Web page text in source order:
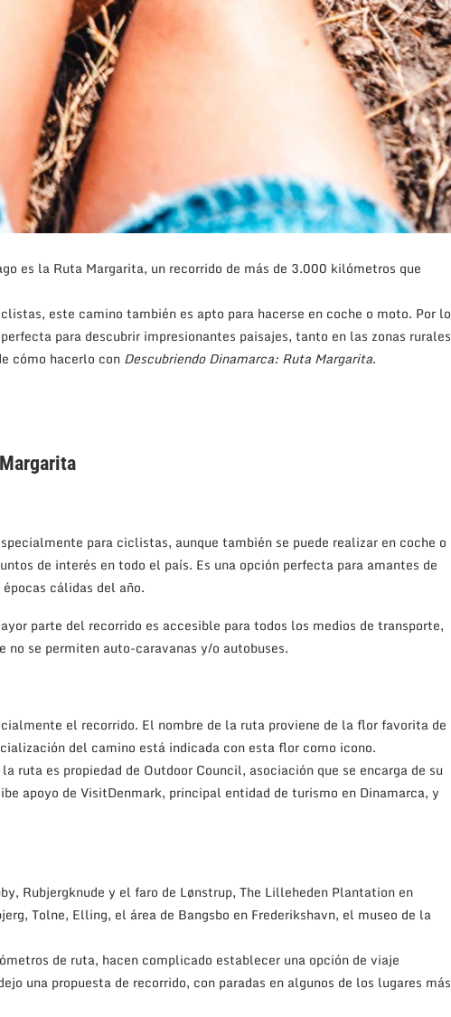
es la Ruta Margarita, un recorrido de más de 3.000 kilómetros que
este camino también es apto para hacerse en coche o moto. Por lo
para descubrir impresionantes paisajes, tanto en las zonas rurales
cómo hacerlo con Descubriendo Dinamarca: Ruta Margarita.
para ciclistas, aunque también se puede realizar en coche o
de interés en todo el país. Es una opción perfecta para amantes de
cálidas del año.
parte del recorrido es accesible para todos los medios de transporte,
no se permiten auto-caravanas y/o autobuses.
el recorrido. El nombre de la ruta proviene de la flor favorita de
del camino está indicada con esta flor como icono.
ruta es propiedad de Outdoor Council, asociación que se encarga de su
apoyo de VisitDenmark, principal entidad de turismo en Dinamarca, y
Rubjergknude y el faro de Lønstrup, The Lilleheden Plantation en
Tolne, Elling, el área de Bangsbo en Frederikshavn, el museo de la
de ruta, hacen complicado establecer una opción de viaje
una propuesta de recorrido, con paradas en algunos de los lugares más